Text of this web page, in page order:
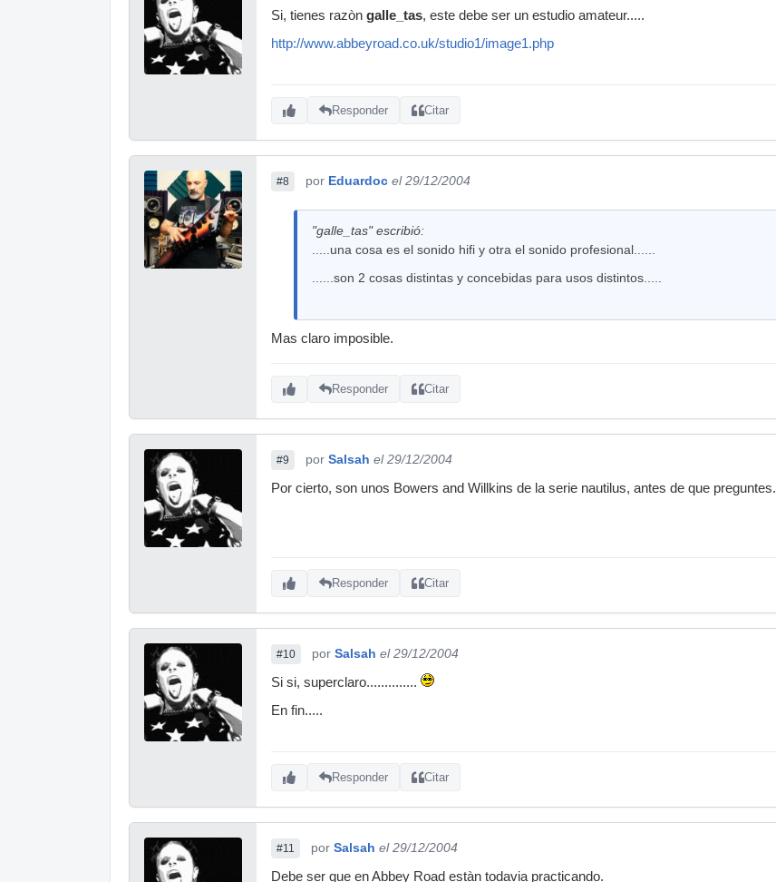
Si, tienes razòn galle_tas, este debe ser un estudio amateur.....
http://www.abbeyroad.co.uk/studio1/image1.php
Responder Citar
#8 por Eduardoc el 29/12/2004
"galle_tas" escribió:
.....una cosa es el sonido hifi y otra el sonido profesional......
......son 2 cosas distintas y concebidas para usos distintos.....
Mas claro imposible.
Responder Citar
#9 por Salsah el 29/12/2004
Por cierto, son unos Bowers and Willkins de la serie nautilus, antes de que preguntes.
Responder Citar
#10 por Salsah el 29/12/2004
Si si, superclaro..............
En fin.....
Responder Citar
#11 por Salsah el 29/12/2004
Debe ser que en Abbey Road estàn todavia practicando.